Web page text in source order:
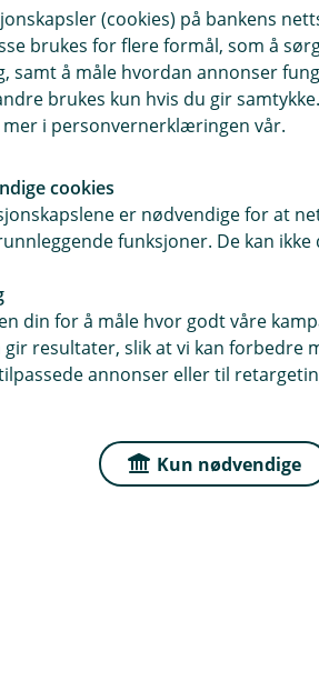
Du som har
egen vei
Enten du er singel,
Uansett hvordan
din ser ut, har du
Du som har
egen vei
(cookies) på bankens
brukes for flere formål, som å
samt å måle hvordan annonser
brukes kun hvis du gir
i personvernerklæringen vår.
cookies
er nødvendige for at
funksjoner. De kan ikke
din for å måle hvor godt våre
resultater, slik at vi kan forbedre
annonser eller til
Kun nødvendige